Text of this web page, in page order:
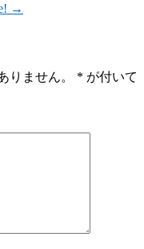
→
りません。 * が付いて